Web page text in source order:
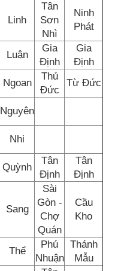
Linh
Tân
Sơn
Nhì
Ninh
Phát
Luận
Gia
Định
Gia
Định
Ngoan
Thủ
Đức
Từ Đức
Nguyên
Nhi
Quỳnh
Tân
Định
Tân
Định
Sang
Sài
Gòn -
Chợ
Quán
Cầu
Kho
Thể
Phú
Nhuận
Thánh
Mẫu